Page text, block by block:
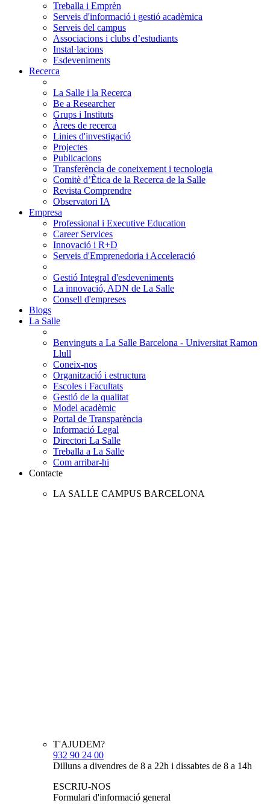
Treballa i Emprèn
Serveis d'informació i gestió acadèmica
Serveis del campus
Associacions i clubs d’estudiants
Instal·lacions
Esdeveniments
Recerca
La Salle i la Recerca
Be a Researcher
Grups i Instituts
Àrees de recerca
Linies d'investigació
Projectes
Publicacions
Transferència de coneixement i tecnologia
Comitè d’Ètica de la Recerca de la Salle
Revista Comprendre
Observatori IA
Empresa
Professional i Executive Education
Career Services
Innovació i R+D
Serveis d'Emprenedoria i Acceleració
Gestió Integral d'esdeveniments
La innovació, ADN de La Salle
Consell d'empreses
Blogs
La Salle
Benvinguts a La Salle Barcelona - Universitat Ramon
Llull
Coneix-nos
Organització i estructura
Escoles i Facultats
Gestió de la qualitat
Model acadèmic
Portal de Transparència
Informació Legal
Directori La Salle
Treballa a La Salle
Com arribar-hi
Contacte
LA SALLE CAMPUS BARCELONA
T'AJUDEM?
932 90 24 00
Dilluns a divendres de 8 a 22h i dissabtes de 8 a 14h
ESCRIU-NOS
Formulari d'informació general